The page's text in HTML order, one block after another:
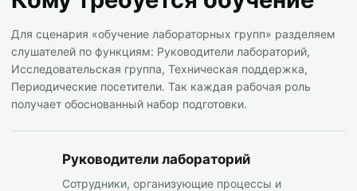
Для сценария «обучение лабораторных групп» разделяем
слушателей по функциям: Руководители лабораторий,
Исследовательская группа, Техническая поддержка,
Периодические посетители. Так каждая рабочая роль
получает обоснованный набор подготовки.
Руководители лабораторий
Сотрудники, организующие процессы и